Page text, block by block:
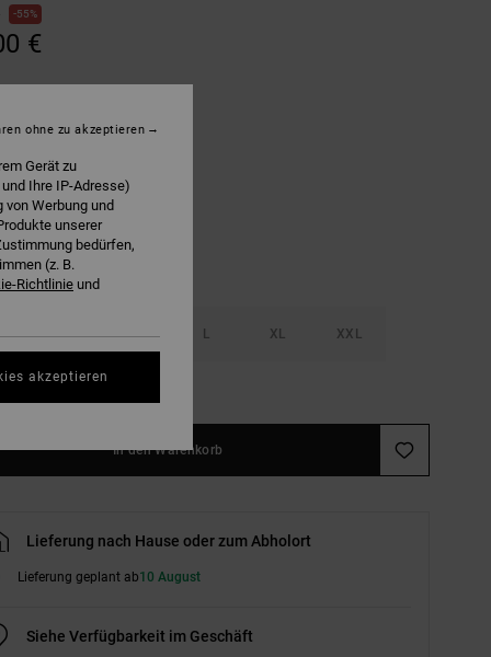
55%
€
Beam Portside Stripe
S M L XL XXL
ansehen
In den Warenkorb
Lieferung nach Hause oder zum Abholort
Lieferung geplant ab10 August
Siehe Verfügbarkeit im Geschäft
Gerät zu
Ihre IP-Adresse)
Werbung und
unserer
bedürfen,
(z. B.
Richtlinie und
ohne zu akzeptieren
akzeptieren